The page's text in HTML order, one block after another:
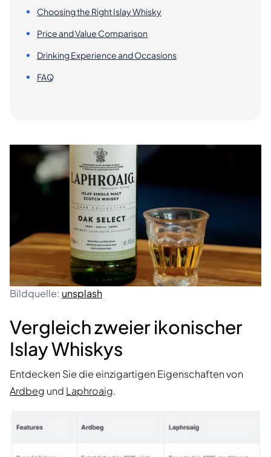
Choosing the Right Islay Whisky
Price and Value Comparison
Drinking Experience and Occasions
FAQ
Bildquelle: unsplash
Vergleich zweier ikonischer
Islay Whiskys
Entdecken Sie die einzigartigen Eigenschaften von
Ardbeg und Laphroaig.